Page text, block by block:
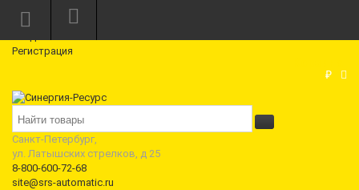
Режим работы: Пн—Пт: 10:00—18:00
Регистрация
₽
Санкт-Петербург,
ул. Латышских стрелков, д 25
8-800-600-72-68
site@srs-automatic.ru